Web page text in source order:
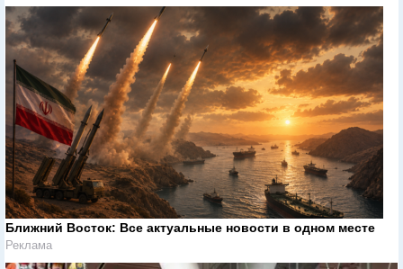
Ближний Восток: Все актуальные новости в одном месте
Реклама